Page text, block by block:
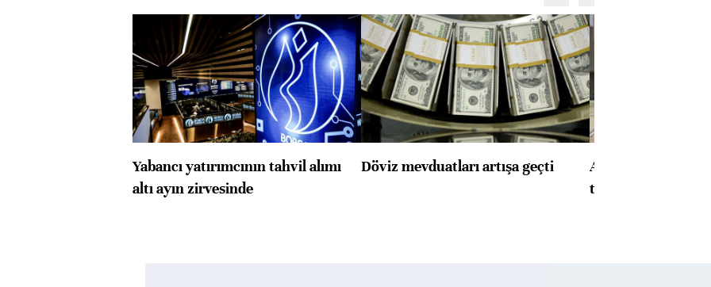
Yabancı yatırımcının tahvil alımı
altı ayın zirvesinde
Döviz mevduatları artışa geçti
ABD'de konut
toparlandı